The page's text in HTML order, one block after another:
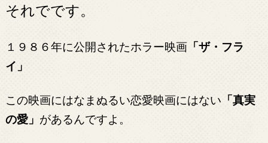
それでです。
１９８６年に公開されたホラー映画「ザ・フラ
イ」
この映画にはなまぬるい恋愛映画にはない 「真実
の愛」 があるんですよ。